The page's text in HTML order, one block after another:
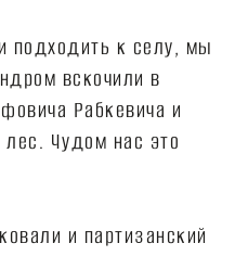
подходить к селу, мы
вскочили в
Рабкевича и
Чудом нас это
и партизанский